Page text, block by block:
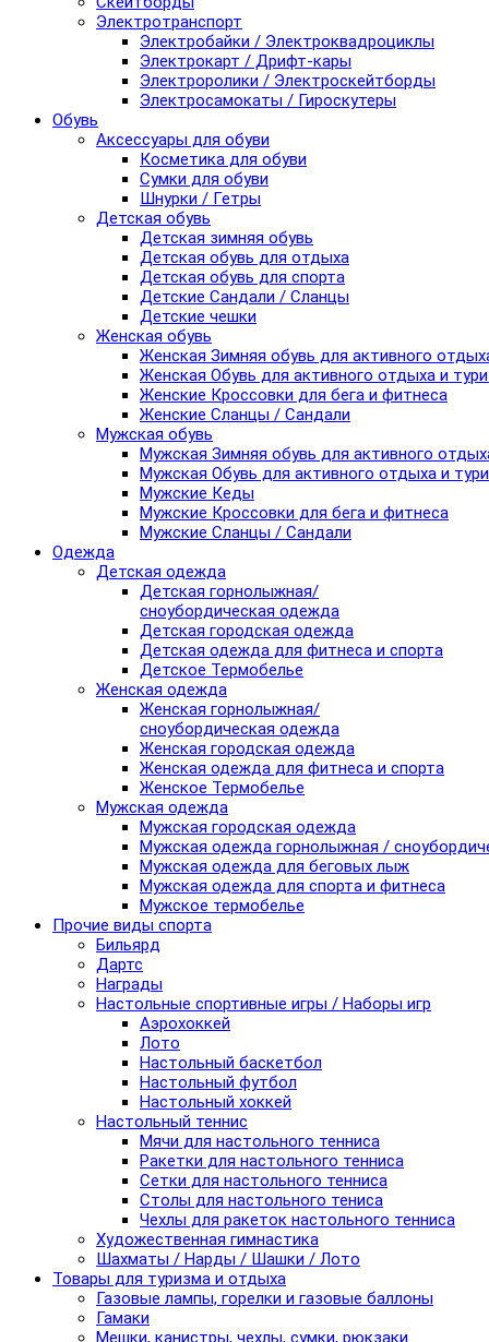
Электротранспорт
Электробайки / Электроквадроциклы
Электрокарт / Дрифт-кары
Электроролики / Электроскейтборды
Электросамокаты / Гироскутеры
Обувь
Аксессуары для обуви
Косметика для обуви
Сумки для обуви
Шнурки / Гетры
Детская обувь
Детская зимняя обувь
Детская обувь для отдыха
Детская обувь для спорта
Детские Сандали / Сланцы
Детские чешки
Женская обувь
Женская Зимняя обувь для активного
Женская Обувь для активного отдыха и
Женские Кроссовки для бега и фитнеса
Женские Сланцы / Сандали
Мужская обувь
Мужская Зимняя обувь для активного
Мужская Обувь для активного отдыха и
Мужские Кеды
Мужские Кроссовки для бега и фитнеса
Мужские Сланцы / Сандали
Одежда
Детская одежда
Детская горнолыжная/
сноубордическая одежда
Детская городская одежда
Детская одежда для фитнеса и спорта
Детское Термобелье
Женская одежда
Женская горнолыжная/
сноубордическая одежда
Женская городская одежда
Женская одежда для фитнеса и спорта
Женское Термобелье
Мужская одежда
Мужская городская одежда
Мужская одежда горнолыжная /
Мужская одежда для беговых лыж
Мужская одежда для спорта и фитнеса
Мужское термобелье
Прочие виды спорта
Бильярд
Дартс
Награды
Настольные спортивные игры / Наборы игр
Аэрохоккей
Лото
Настольный баскетбол
Настольный футбол
Настольный хоккей
Настольный теннис
Мячи для настольного тенниса
Ракетки для настольного тенниса
Сетки для настольного тенниса
Столы для настольного тениса
Чехлы для ракеток настольного тенниса
Художественная гимнастика
Шахматы / Нарды / Шашки / Лото
Товары для туризма и отдыха
Газовые лампы, горелки и газовые баллоны
Гамаки
Мешки, канистры, чехлы, сумки, рюкзаки